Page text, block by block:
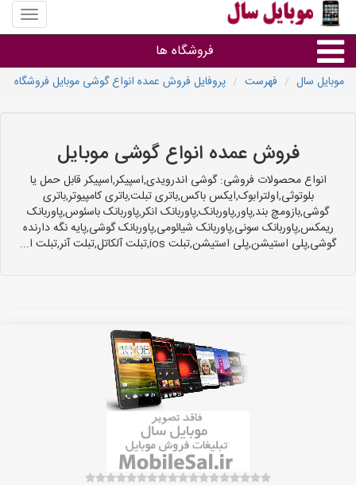
منوی
سایت
سال
فروشگاه ها
سایر گروه ها
فروشگاه های موبایل
موبایل سال فهرست پروفایل فروش عمده انواع گوشی موبایل فروشگاه
فروش عمده انواع گوشی موبایل
انواع محصولات فروشی: گوشی اندرویدی,اسپیکر,اسپیکر قابل حمل یا
بلوتوثی,اولترابوک,ایکس باکس,باتری تبلت,باتری کامپیوتر,باتری
گوشی,بازومچ بند,پاور,پاوربانک,پاوربانک انکر,پاوربانک باسئوس,پاوربانک
ریمکس,پاوربانک سونی,پاوربانک شیائومی,پاوربانک گوشی,پایه نگه دارنده
گوشی,پلی استیشن,پلی استیشن,تبلت ios,تبلت آلکاتل,تبلت آنر,تبلت ا...